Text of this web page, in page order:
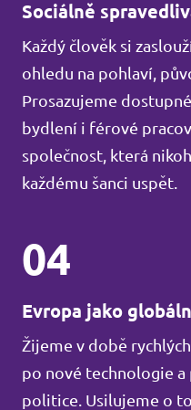
Sociálně
Každý člověk si
ohledu na pohlaví,
Prosazujeme
bydlení i férové
společnost, která
každému šanci uspět.
04
Evropa jako
Žijeme v době
po nové technologie a
politice. Usilujeme o